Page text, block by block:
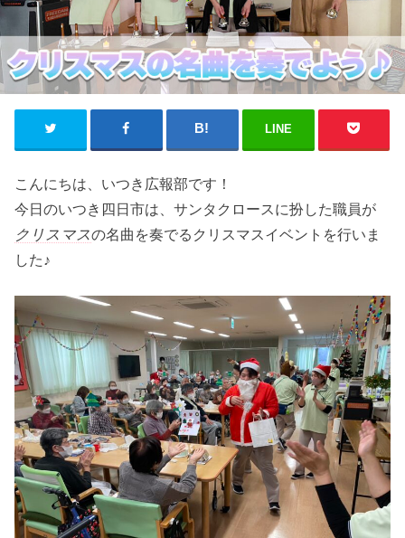
LINE
こんにちは、いつき広報部です！
今日のいつき四日市は、サンタクロースに扮した職員が
クリスマスの名曲を奏でるクリスマスイベントを行いま
した♪